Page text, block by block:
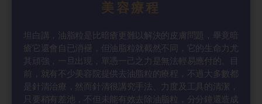
美容療程
坦白講，油脂粒是比暗瘡更難以解決的皮膚問題，畢竟暗
瘡它還會自已消褪，但油脂粒就截然不同，它的生命力尤
其頑強，一旦出現，單憑一己之力是無法輕易應付的。目
前，就有不少美容院提供去油脂粒的療程，不過大多數都
是針清治療，然而針清很講究手法、力度及工具的清潔，
只要稍有差池，不但未能有效去除油脂粒，分分鐘還造成